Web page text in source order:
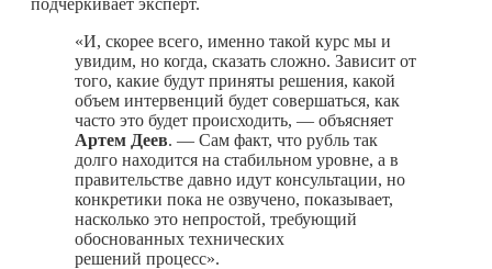
«И, скорее всего, именно такой курс мы и
увидим, но когда, сказать сложно. Зависит от
того, какие будут приняты решения, какой
объем интервенций будет совершаться, как
часто это будет происходить, — объясняет
Артем Деев. — Сам факт, что рубль так
долго находится на стабильном уровне, а в
правительстве давно идут консультации, но
конкретики пока не озвучено, показывает,
насколько это непростой, требующий
обоснованных технических
решений процесс».